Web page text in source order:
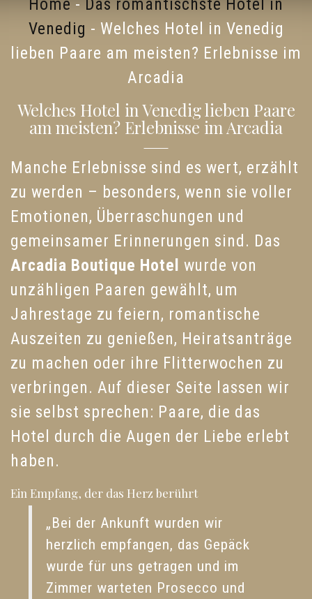
Home - Das romantischste Hotel in
Venedig - Welches Hotel in Venedig
lieben Paare am meisten? Erlebnisse im
Arcadia
Welches Hotel in Venedig lieben Paare
am meisten? Erlebnisse im Arcadia
Manche Erlebnisse sind es wert, erzählt
zu werden – besonders, wenn sie voller
Emotionen, Überraschungen und
gemeinsamer Erinnerungen sind. Das
Arcadia Boutique Hotel wurde von
unzähligen Paaren gewählt, um
Jahrestage zu feiern, romantische
Auszeiten zu genießen, Heiratsanträge
zu machen oder ihre Flitterwochen zu
verbringen. Auf dieser Seite lassen wir
sie selbst sprechen: Paare, die das
Hotel durch die Augen der Liebe erlebt
haben.
Ein Empfang, der das Herz berührt
„Bei der Ankunft wurden wir
herzlich empfangen, das Gepäck
wurde für uns getragen und im
Zimmer warteten Prosecco und